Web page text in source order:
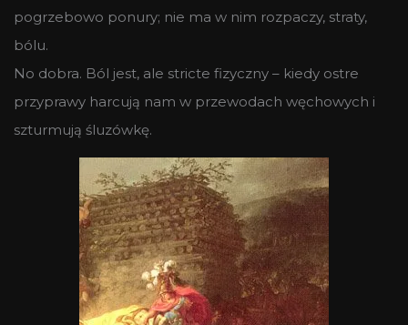
pogrzebowo ponury; nie ma w nim rozpaczy, straty,
bólu.
No dobra. Ból jest, ale stricte fizyczny – kiedy ostre
przyprawy harcują nam w przewodach węchowych i
szturmują śluzówkę.